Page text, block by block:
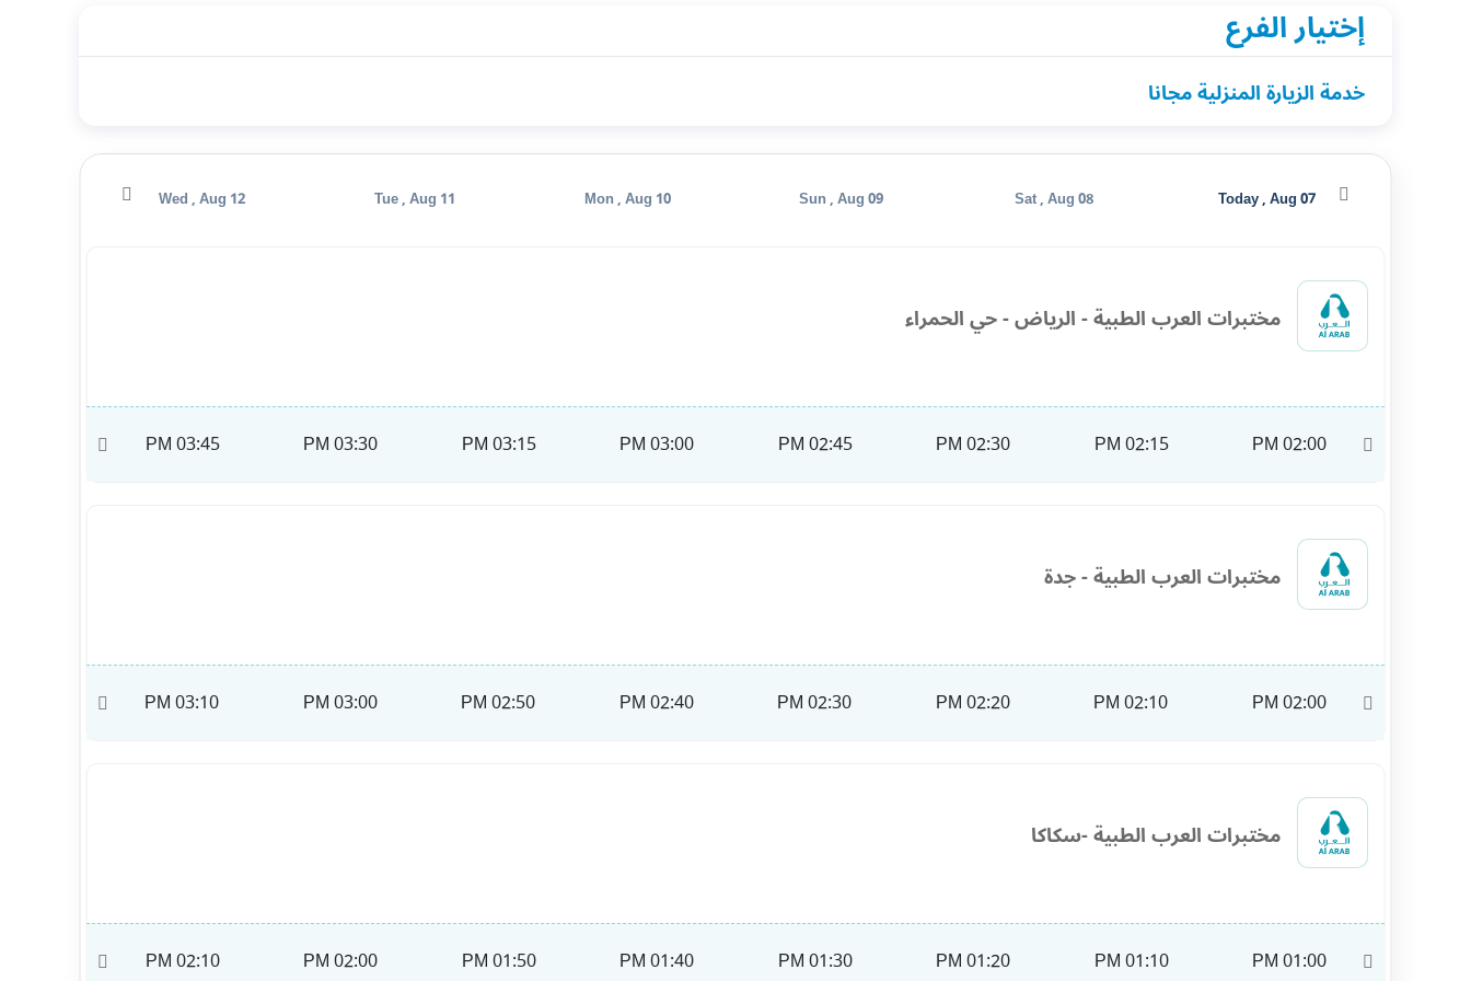
إختيار الفرع
خدمة الزيارة المنزلية مجانا
Sun , Aug 09
Wed , Aug 12
مختبرات العرب الطبية - الرياض - حي الحمراء
02:00 PM
02:15 PM
02:30 PM
02:45 PM
03:00 PM
03:15 PM
03:30 PM
03:45 PM
مختبرات العرب الطبية - جدة
02:00 PM
02:10 PM
02:20 PM
02:30 PM
02:40 PM
02:50 PM
03:00 PM
03:10 PM
مختبرات العرب الطبية -سكاكا
01:00 PM
01:10 PM
01:20 PM
01:30 PM
01:40 PM
01:50 PM
02:00 PM
02:10 PM